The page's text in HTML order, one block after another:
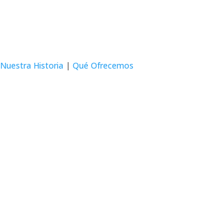
Nuestra Historia | Qué Ofrecemos